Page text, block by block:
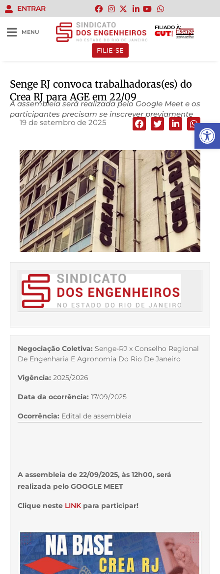
Abrir
ENTRAR
MENU
FILIADO À:
FILIE-SE
Senge RJ convoca trabalhadoras(es) do
Crea RJ para AGE em 22/09
A assembleia será realizada pelo Google Meet e os
participantes precisam se inscrever previamente
19 de setembro de 2025
Negociação Coletiva: Senge-RJ x Conselho Regional
De Engenharia E Agronomia Do Rio De Janeiro
Vigência: 2025/2026
Data da ocorrência: 17/09/2025
Ocorrência: Edital de assembleia
A assembleia de 22/09/2025, às 12h00, será
realizada pelo GOOGLE MEET
Clique neste LINK para participar!